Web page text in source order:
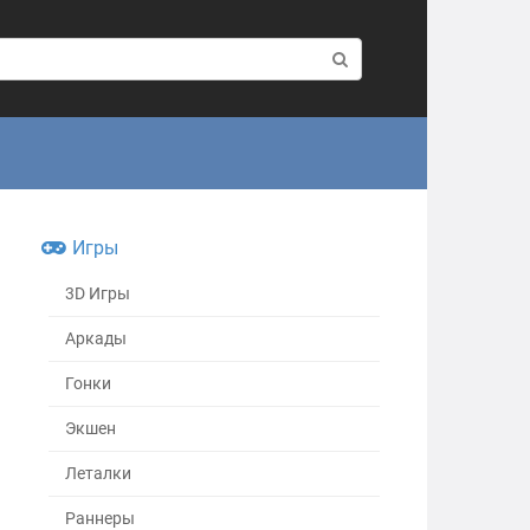
Игры
3D Игры
Аркады
Гонки
Экшен
Леталки
Раннеры